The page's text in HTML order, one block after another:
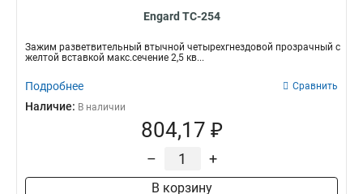
Engard TC-254
Зажим разветвительный втычной четырехгнездовой прозрачный с
желтой вставкой макс.сечение 2,5 кв...
Подробнее Сравнить
Наличие: В наличии
804,17 ₽
– +
В корзину